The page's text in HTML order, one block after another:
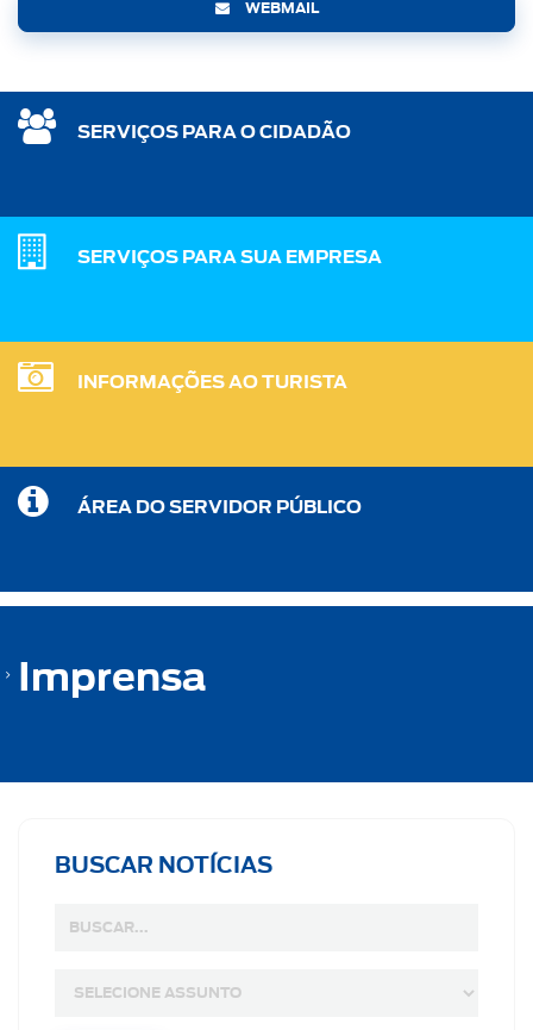
WEBMAIL
SERVIÇOS PARA O CIDADÃO
SERVIÇOS PARA SUA EMPRESA
INFORMAÇÕES AO TURISTA
ÁREA DO SERVIDOR PÚBLICO
Imprensa
BUSCAR NOTÍCIAS